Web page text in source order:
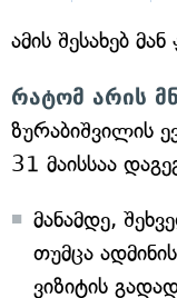
ამის შესახებ
რატომ არის
ზურაბიშვილის
31 მაისსაა
მანამდე,
თუმცა
ვიზიტის